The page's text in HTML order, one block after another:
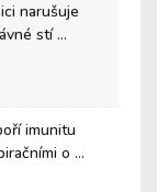
narušuje
stí ...
imunitu
o ...